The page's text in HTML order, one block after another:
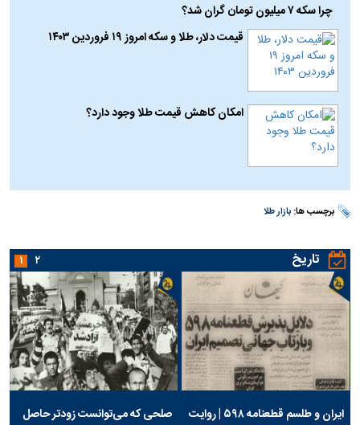
چرا سکه ۷ میلیون تومان گران شد؟
قیمت دلار، طلا و سکه امروز ۱۹ فروردین ۱۴۰۳
امکان کاهش قیمت طلا وجود دارد؟
برچسب ها:بازار طلا
تاریخ
ایران و طلسم قطعنامه ۵۹۸ | روایت
صلحی که می‌توانست زودتر حاصل
۱ ۲